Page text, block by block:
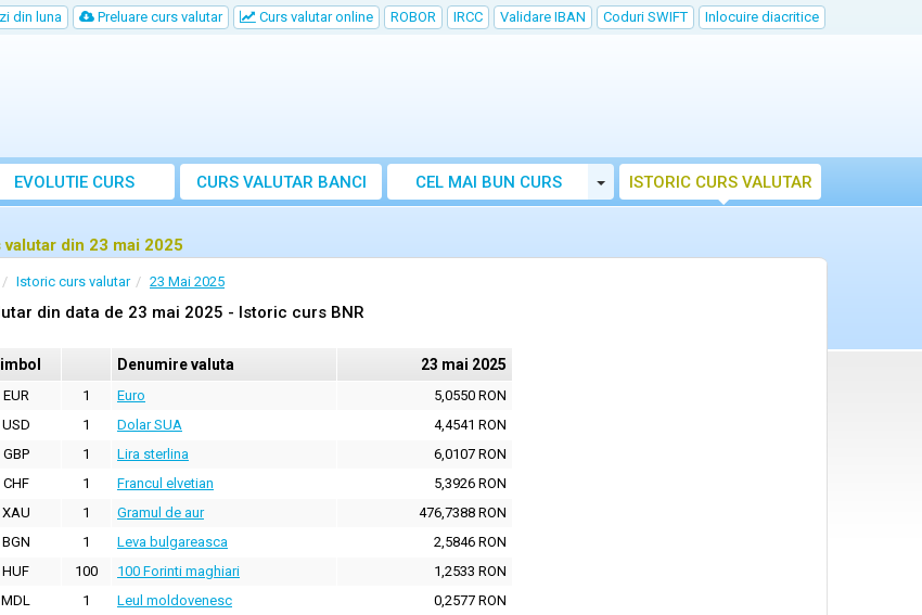
din luna Preluare curs valutar Curs valutar online ROBOR IRCC Validare IBAN Coduri SWIFT Inlocuire diacritice
EVOLUTIE CURS CURS VALUTAR BANCI CEL MAI BUN CURS Toggle Dropdown
ISTORIC CURS VALUTAR
din 23 mai 2025
Istoric curs valutar 23 Mai 2025
din data de 23 mai 2025 - Istoric curs BNR
Denumire valuta 23 mai 2025
EUR 1 Euro
5,0550 RON
USD
1 Dolar SUA
4,4541 RON
GBP
1 Lira sterlina
6,0107 RON
CHF
1 Francul elvetian
5,3926 RON
XAU
1 Gramul de aur
476,7388 RON
BGN
1 Leva bulgareasca
2,5846 RON
HUF
100 100 Forinti maghiari
1,2533 RON
MDL
1 Leul moldovenesc
0,2577 RON